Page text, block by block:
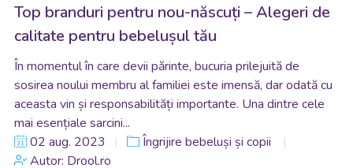
Top branduri pentru nou-născuți – Alegeri de
calitate pentru bebelușul tău
În momentul în care devii părinte, bucuria prilejuită de
sosirea noului membru al familiei este imensă, dar odată cu
aceasta vin și responsabilități importante. Una dintre cele
mai esențiale sarcini...
02 aug. 2023
Îngrijire bebeluși și copii
Autor: Drool.ro